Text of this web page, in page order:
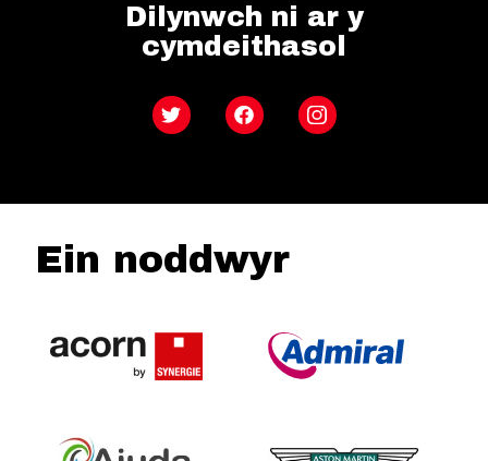
Dilynwch ni ar y
cymdeithasol
Twitter FacebookInstagram
Ein noddwyr